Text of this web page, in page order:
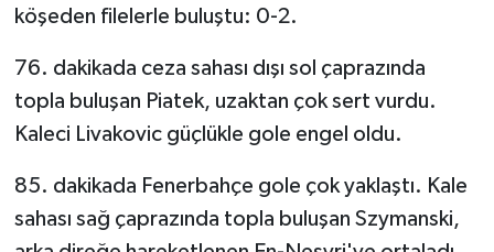
köşeden filelerle buluştu: 0-2.
76. dakikada ceza sahası dışı sol çaprazında
topla buluşan Piatek, uzaktan çok sert vurdu.
Kaleci Livakovic güçlükle gole engel oldu.
85. dakikada Fenerbahçe gole çok yaklaştı. Kale
sahası sağ çaprazında topla buluşan Szymanski,